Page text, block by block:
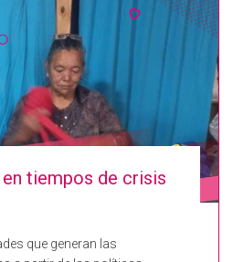
tiempos de crisis
que generan las